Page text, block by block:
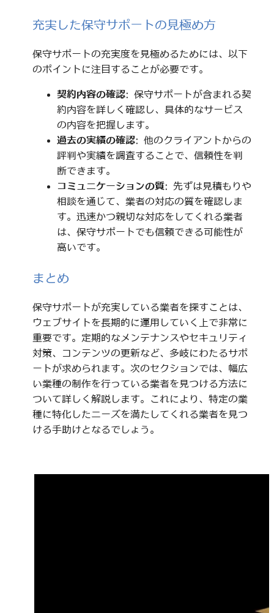
充実した保守サポートの見極め方
保守サポートの充実度を見極めるためには、以下
のポイントに注目することが必要です。
契約内容の確認: 保守サポートが含まれる契
約内容を詳しく確認し、具体的なサービス
の内容を把握します。
過去の実績の確認: 他のクライアントからの
評判や実績を調査することで、信頼性を判
断できます。
コミュニケーションの質: 先ずは見積もりや
相談を通じて、業者の対応の質を確認しま
す。迅速かつ親切な対応をしてくれる業者
は、保守サポートでも信頼できる可能性が
高いです。
まとめ
保守サポートが充実している業者を探すことは、
ウェブサイトを長期的に運用していく上で非常に
重要です。定期的なメンテナンスやセキュリティ
対策、コンテンツの更新など、多岐にわたるサポ
ートが求められます。次のセクションでは、幅広
い業種の制作を行っている業者を見つける方法に
ついて詳しく解説します。これにより、特定の業
種に特化したニーズを満たしてくれる業者を見つ
ける手助けとなるでしょう。